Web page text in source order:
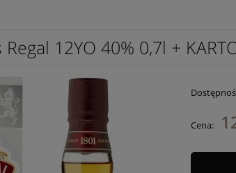
12YO 40% 0,7l +
Cena: